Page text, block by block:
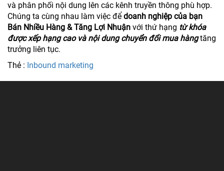
và phân phối nội dung lên các kênh truyền thông phù hợp.
Chúng ta cùng nhau làm việc để doanh nghiệp của bạn
Bán Nhiều Hàng & Tăng Lợi Nhuận với thứ hạng từ khóa
được xếp hạng cao và nội dung chuyển đổi mua hàngtăng
trưởng liên tục.
Thẻ : Inbound marketing